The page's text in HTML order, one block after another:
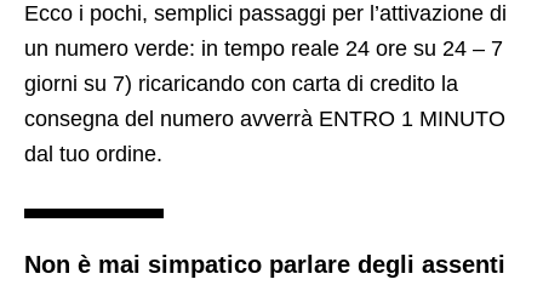
Ecco i pochi, semplici passaggi per l’attivazione di
un numero verde: in tempo reale 24 ore su 24 – 7
giorni su 7) ricaricando con carta di credito la
consegna del numero avverrà ENTRO 1 MINUTO
dal tuo ordine.
Non è mai simpatico parlare degli assenti